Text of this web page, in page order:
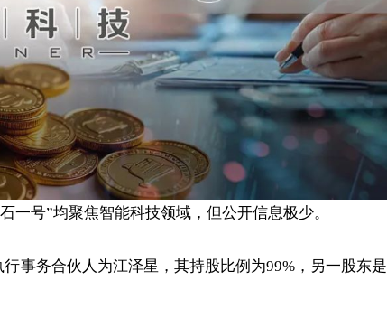
一号”均聚焦智能科技领域，但公开信息极少。
事务合伙人为江泽星，其持股比例为99%，另一股东是